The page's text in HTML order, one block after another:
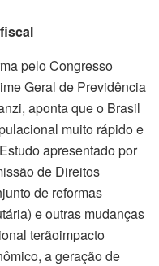
pelo Congresso
Geral de Previdência
aponta que o Brasil
muito rápido e
apresentado por
de Direitos
de reformas
e outras mudanças
terãoimpacto
a geração de